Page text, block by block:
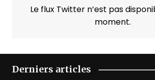
Le flux Twitter n’est pas
moment.
Derniers articles